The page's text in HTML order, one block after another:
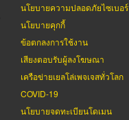
นโยบายความปลอดภัยไซเบอร์
นโยบายคุกกี้
ข้อตกลงการใช้งาน
เสียงตอบรับผู้ลงโฆษณา
เครือข่ายเยลโล่เพจเจสทั่วโลก
COVID-19
นโยบายจดทะเบียนโดเมน